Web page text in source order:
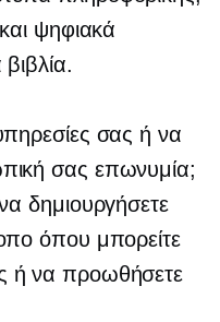
ψηφιακά
σας ή να
σας επωνυμία;
δημιουργήσετε
όπου μπορείτε
ή να προωθήσετε